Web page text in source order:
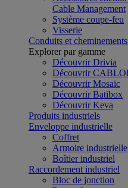
Cable Management
Système coupe-feu
Visserie
Conduits et
Explorer par gamme
Découvrir Drivia
Découvrir
Découvrir Mosaic
Découvrir Batibox
Découvrir Keva
Produits industriels
Enveloppe industrielle
Coffret
Armoire industrielle
Boîtier industriel
Raccordement industriel
Bloc de jonction